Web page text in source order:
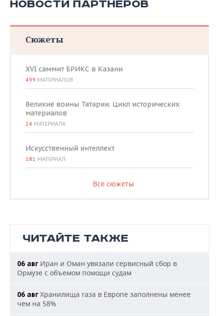
НОВОСТИ ПАРТНЕРОВ
Сюжеты
XVI саммит БРИКС в Казани
499 МАТЕРИАЛОВ
Великие воины Татарии. Цикл исторических
материалов
24 МАТЕРИАЛА
Искусственный интеллект
181 МАТЕРИАЛ
Все сюжеты
ЧИТАЙТЕ ТАКЖЕ
06 авг Иран и Оман увязали сервисный сбор в
Ормузе с объемом помощи судам
06 авг Хранилища газа в Европе заполнены менее
чем на 58%